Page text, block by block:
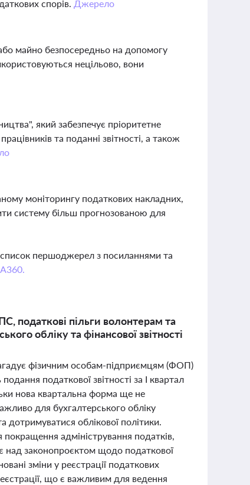
спорів. Джерело
майно безпосередньо на допомогу
нецільово, вони
який забезпечує пріоритетне
та поданні звітності, а також
моніторингу податкових накладних,
систему більш прогнозованою для
першоджерел з посиланнями та
податкові пільги волонтерам та
обліку та фінансової звітності
фізичним особам-підприємцям (ФОП)
податкової звітності за І квартал
нова квартальна форма ще не
для бухгалтерського обліку
дотримуватися облікової політики.
адміністрування податків,
законопроєктом щодо податкової
зміни у реєстрації податкових
що є важливим для ведення